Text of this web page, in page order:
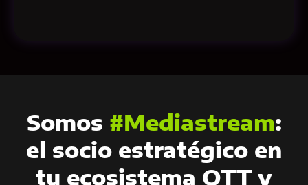
Somos #Mediastream:
el socio estratégico en
tu ecosistema OTT y